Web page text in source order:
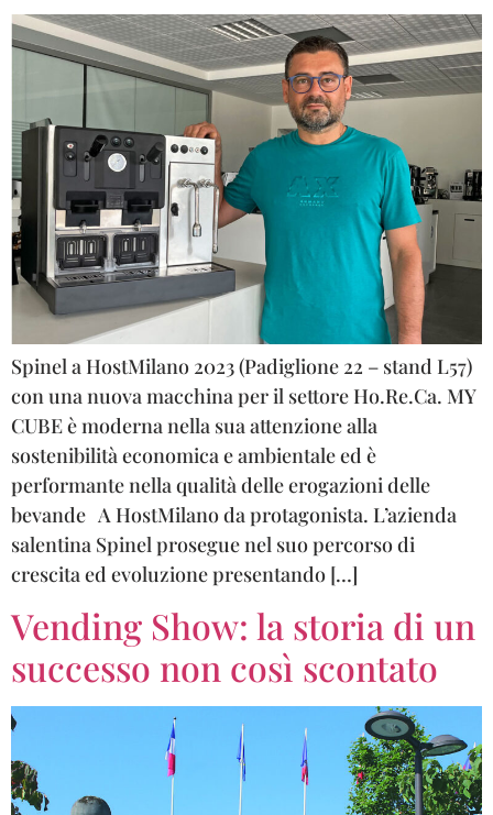
Spinel a HostMilano 2023 (Padiglione 22 – stand L57)
con una nuova macchina per il settore Ho.Re.Ca. MY
CUBE è moderna nella sua attenzione alla
sostenibilità economica e ambientale ed è
performante nella qualità delle erogazioni delle
bevande A HostMilano da protagonista. L’azienda
salentina Spinel prosegue nel suo percorso di
crescita ed evoluzione presentando […]
Vending Show: la storia di un
successo non così scontato